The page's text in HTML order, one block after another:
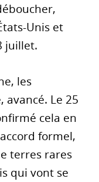
Unis et
juillet.
les
avancé. Le 25
cela en
formel,
terres rares
qui vont se